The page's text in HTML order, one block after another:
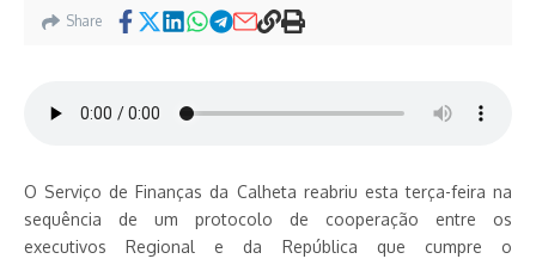
Share
O Serviço de Finanças da Calheta reabriu esta terça-feira na
sequência de um protocolo de cooperação entre os
executivos Regional e da República que cumpre o